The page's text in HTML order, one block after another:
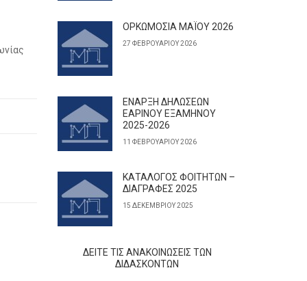
ΟΡΚΩΜΟΣΙΑ ΜΑΪΟΥ 2026
27 ΦΕΒΡΟΥΑΡΊΟΥ 2026
ΕΝΑΡΞΗ ΔΗΛΩΣΕΩΝ
ΕΑΡΙΝΟΥ ΕΞΑΜΗΝΟΥ
2025-2026
11 ΦΕΒΡΟΥΑΡΊΟΥ 2026
ΚΑΤΑΛΟΓΟΣ ΦΟΙΤΗΤΩΝ –
ΔΙΑΓΡΑΦΕΣ 2025
15 ΔΕΚΕΜΒΡΊΟΥ 2025
ΔΕΊΤΕ ΤΙΣ ΑΝΑΚΟΙΝΏΣΕΙΣ ΤΩΝ
ΔΙΔΆΣΚΟΝΤΩΝ